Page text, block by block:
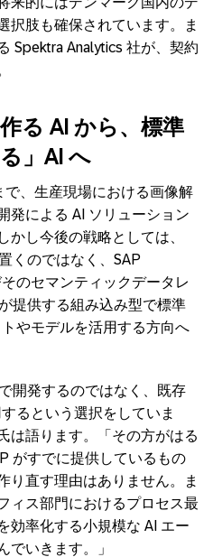
択肢も確保されています。ま
Spektra Analytics 社が、契約
る AI から、標準
」 AI へ
で、生産現場における画像解
発による AI ソリューション
かし今後の戦略としては、
くのではなく、 SAP
のセマンティックデータレ
が提供する組み込み型で標準
やモデルを活用する方向へ
開発するのではなく、既存
るという選択をしていま
は語ります。「その方がはる
がすでに提供しているもの
り直す理由はありません。ま
ィス部門におけるプロセス最
効率化する小規模な AI エー
でいきます。」